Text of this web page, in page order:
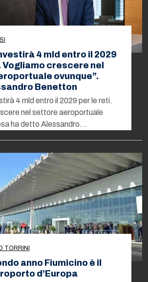
4 mld entro il 2029
Vogliamo crescere nel
ovunque”.
Benetton
4 mld entro il 2029 per le reti.
nel settore aeroportuale
ha detto Alessandro…
TORRINI
anno Fiumicino è il
d’Europa